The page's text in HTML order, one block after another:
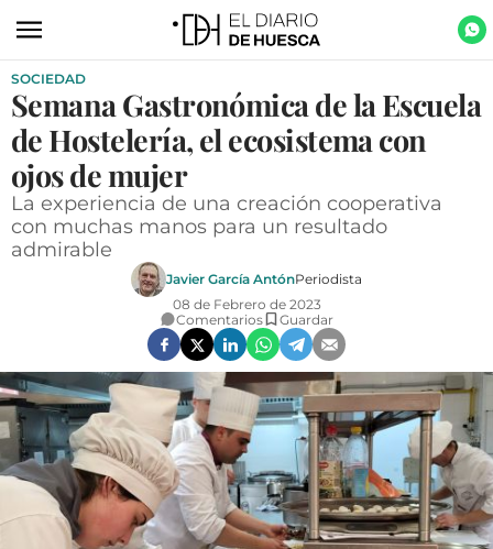
ACTUALIDAD
ECONOMÍA
TECNOLOGÍA
TURISMO
AGROALIMENTACIÓN
SOCIEDAD
OPINIÓN
GALERÍAS
VÍDEOS
CONTACTAR
SOCIEDAD
Semana Gastronómica de la Escuela
de Hostelería, el ecosistema con
ojos de mujer
La experiencia de una creación cooperativa
con muchas manos para un resultado
admirable
Javier García AntónPeriodista
08 de Febrero de 2023
Comentarios
Guardar